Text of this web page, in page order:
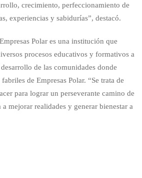
crecimiento, perfeccionamiento de
experiencias y sabidurías”, destacó.
Polar es una institución que
procesos educativos y formativos a
de las comunidades donde
de Empresas Polar. “Se trata de
para lograr un perseverante camino de
mejorar realidades y generar bienestar a